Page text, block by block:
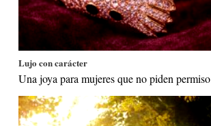
Lujo con carácter
Una joya para mujeres que no piden permiso